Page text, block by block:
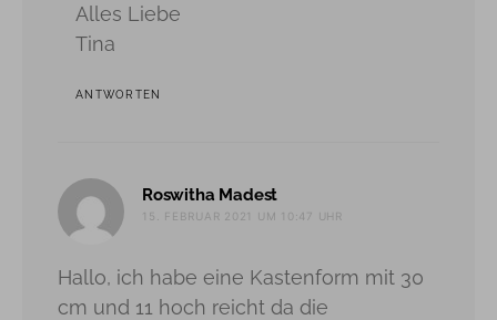
Alles Liebe
Tina
ANTWORTEN
Roswitha Madest
15. FEBRUAR 2021 UM 10:47 UHR
Hallo, ich habe eine Kastenform mit 30
cm und 11 hoch reicht da die